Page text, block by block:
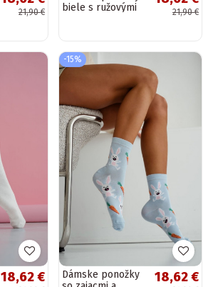
21,90 €
biele s ružovými
21,90 €
18,62 €
-15%
Dámske ponožky
18,62 €